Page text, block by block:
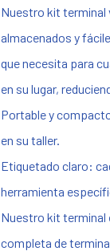
Nuestro kit terminal
almacenados y
que necesita para
en su lugar,
Portable y
en su taller.
Etiquetado claro:
herramienta
Nuestro kit terminal
completa de